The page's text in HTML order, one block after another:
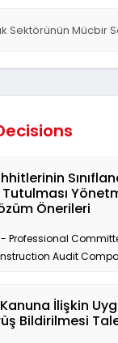
Sektörünün Mücbir
Tutulması
Önerileri
Professional
Audit
Kanuna İlişkin
Bildirilmesi